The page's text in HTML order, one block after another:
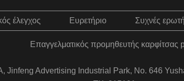
έλεγχος Ευρετήριο Συχνές
Επαγγελματικός προμηθευτής καρφίτσας
Jinfeng Advertising Industrial Park, No. 646